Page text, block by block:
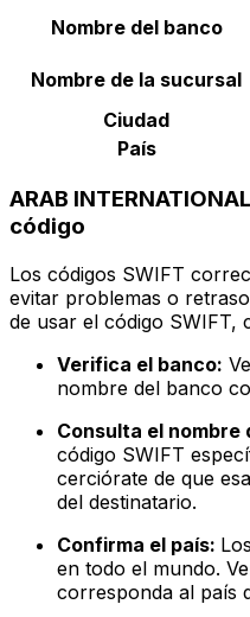
Nombre del banco
Nombre de la sucursal
Ciudad
País
ARAB
código
Los códigos SWIFT
evitar problemas o
de usar el código SWIFT,
Verifica el banco:
nombre del banco
Consulta el nombre
código SWIFT
cerciórate de que
del destinatario.
Confirma el país:
en todo el mundo.
corresponda al país